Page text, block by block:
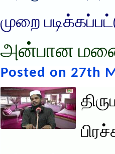
முறை
அன்பான
Posted on 27th